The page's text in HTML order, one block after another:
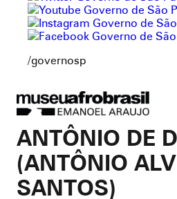
/governosp
Museu
Afro
Brasil
ANTÔNIO DE
(ANTÔNIO
SANTOS)